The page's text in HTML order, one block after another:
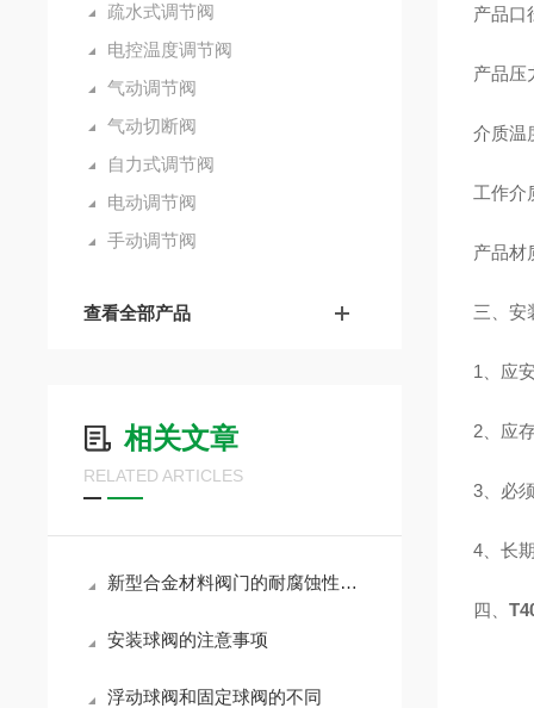
疏水式调节阀
电控温度调节阀
气动调节阀
气动切断阀
自力式调节阀
电动调节阀
手动调节阀
查看全部产品
相关文章
RELATED ARTICLES
新型合金材料阀门的耐腐蚀性及应用前景
安装球阀的注意事项
浮动球阀和固定球阀的不同
产
产品压
介质温
工作介
产品材
三、安
1、应
2、应
3、必
4、长
四、